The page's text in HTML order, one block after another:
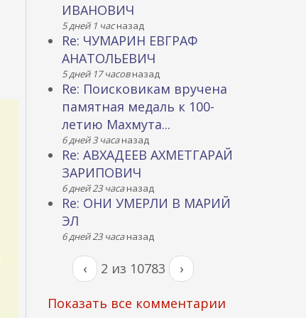
ИВАНОВИЧ
5 дней 1 часназад
Re: ЧУМАРИН ЕВГРАФ
АНАТОЛЬЕВИЧ
5 дней 17 часовназад
Re: Поисковикам вручена
памятная медаль к 100-
летию Махмута...
6 дней 3 часаназад
Re: АВХАДЕЕВ АХМЕТГАРАЙ
ЗАРИПОВИЧ
6 дней 23 часаназад
Re: ОНИ УМЕРЛИ В МАРИЙ
ЭЛ
6 дней 23 часаназад
‹ 2 из 10783 ›
Показать все комментарии